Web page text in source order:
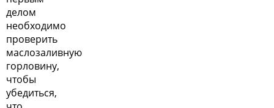
делом
необходимо
проверить
маслозаливную
горловину,
чтобы
убедиться,